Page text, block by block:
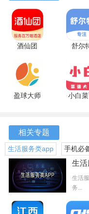
软件优势
云予停车内置强大的智
用车位，帮助用户在最
避免无谓的寻找过程。
通过共享经济模式，云
来，形成良好的社区氛
车主带来了额外的经济
3、用户隐私保护
在云予停车平台上，用
酒仙团
版
舒尔
官方
盈球大师
小白
相关专题
生活服务类app 手机必
生
生活
务...